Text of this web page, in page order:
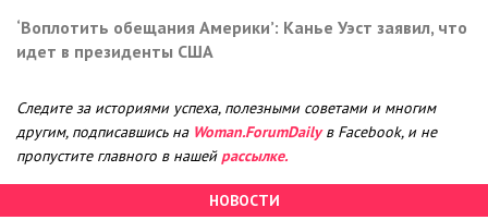
‘Воплотить обещания Америки’: Канье Уэст заявил, что
идет в президенты США
Следите за историями успеха, полезными советами и многим
другим, подписавшись на Woman.ForumDailyв Facebook, и не
пропустите главного в нашей рассылке.
НОВОСТИ